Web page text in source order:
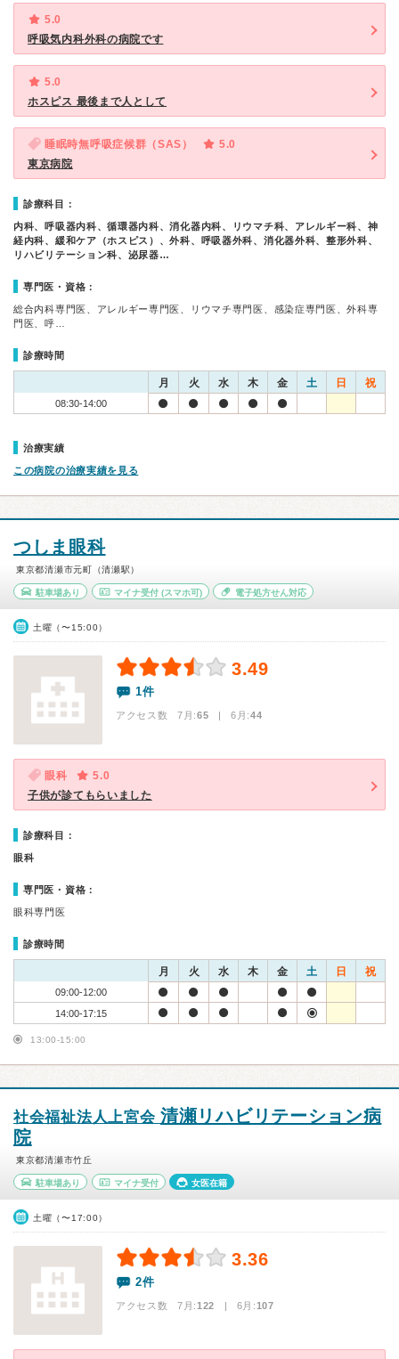
5.0
呼吸気内科外科の病院です
5.0
ホスピス 最後まで人として
睡眠時無呼吸症候群（SAS）
5.0
東京病院
診療科目：
内科、呼吸器内科、循環器内科、消化器内科、リウマチ科、アレルギー科、神
経内科、緩和ケア（ホスピス）、外科、呼吸器外科、消化器外科、整形外科、
リハビリテーション科、泌尿器…
専門医・資格：
総合内科専門医、アレルギー専門医、リウマチ専門医、感染症専門医、外科専
門医、呼…
診療時間
月 火 水 木 金 土 日 祝
08:30-14:00
治療実績
この病院の治療実績を見る
つしま眼科
東京都清瀬市元町（清瀬駅）
駐車場あり マイナ受付(スマホ可) 電子処方せん対応
土曜（〜15:00）
3.49
1件
アクセス数 7月:65 | 6月:44
眼科
5.0
子供が診てもらいました
診療科目：
眼科
専門医・資格：
眼科専門医
診療時間
月 火 水 木 金 土 日 祝
09:00-12:00
14:00-17:15
13:00-15:00
社会福祉法人上宮会 清瀬リハビリテーション病
院
東京都清瀬市竹丘
駐車場あり マイナ受付 女医在籍
土曜（〜17:00）
3.36
2件
アクセス数 7月:122 | 6月:107